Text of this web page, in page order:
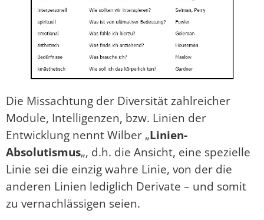
Die Missachtung der Diversität zahlreicher
Module, Intelligenzen, bzw. Linien der
Entwicklung nennt Wilber „Linien-
Absolutismus„, d.h. die Ansicht, eine spezielle
Linie sei die einzig wahre Linie, von der die
anderen Linien lediglich Derivate – und somit
zu vernachlässigen seien.